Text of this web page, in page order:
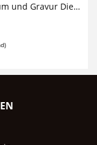
LEBENSBAUM Taufkette mit Lebensbaum und Gravur Diese bezaubernde Kette mit Lebensbaum aus 925 Sterling Silber ist ein wunderschönes Geschenk...